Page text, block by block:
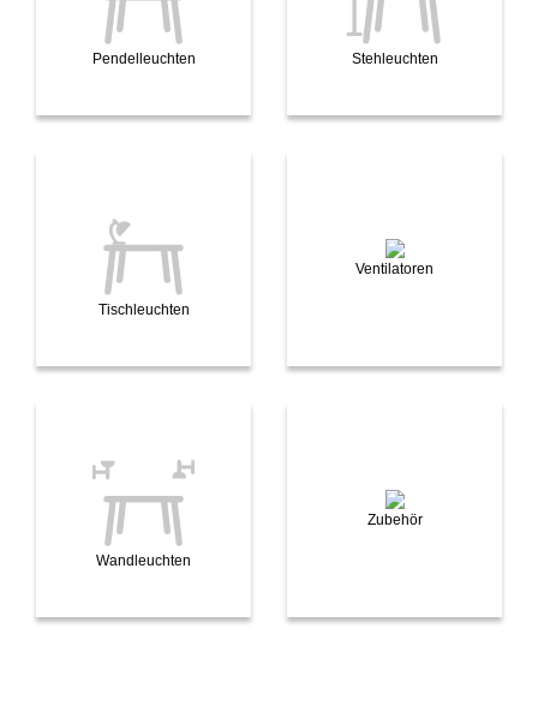
Pendelleuchten Stehleuchten
Tischleuchten
Ventilatoren
Wandleuchten
Zubehör